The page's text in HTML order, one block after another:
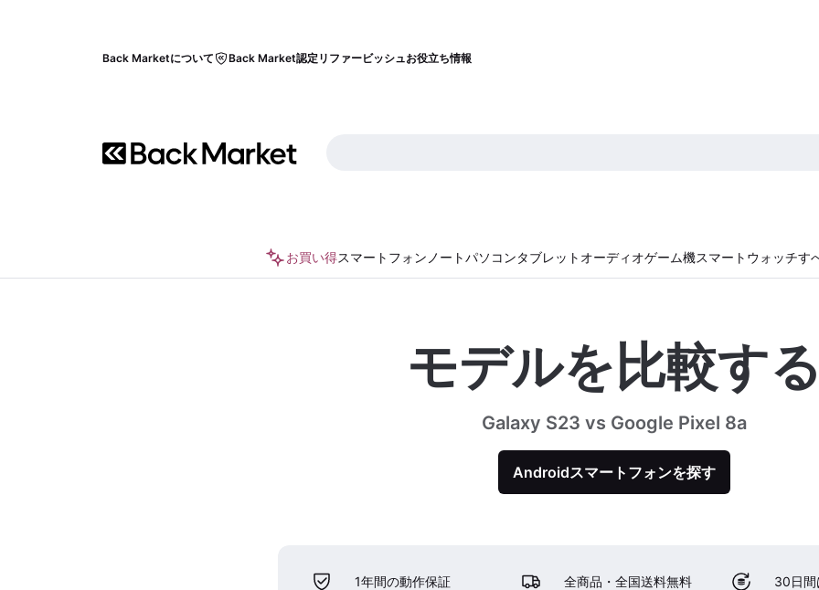
Back Marketについて Back Market認定リファービッシュお役立ち情報
お買い得スマートフォン ノートパソコンタブレット オーディオゲーム機スマートウォッチす
モデルを比較する
Galaxy S23 vs Google Pixel 8a
Androidスマートフォンを探す
1年間の動作保証 全商品・全国送料無料 30日間